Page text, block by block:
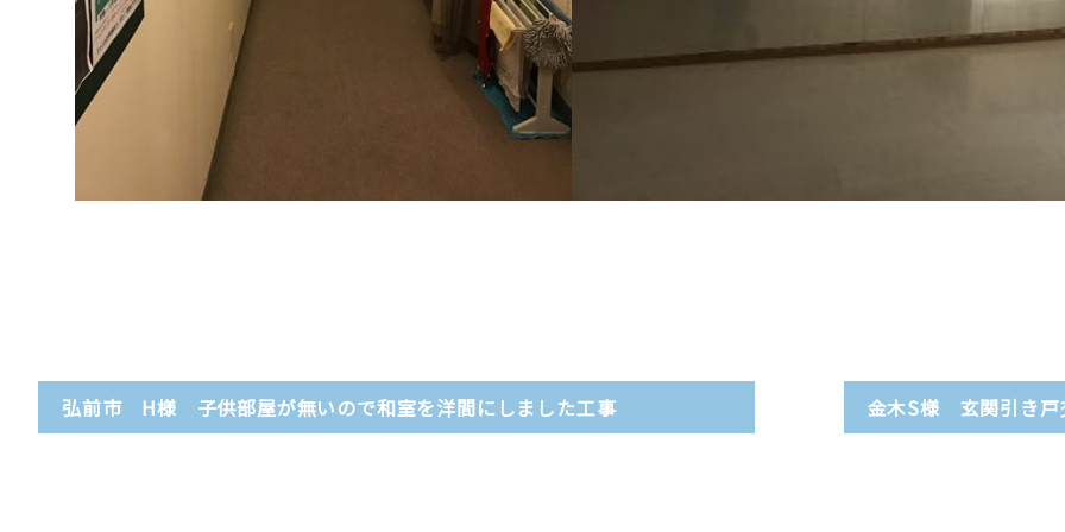
弘前市 H様 子供部屋が無いので和室を洋間にしました工事 金木S様 玄関引き戸